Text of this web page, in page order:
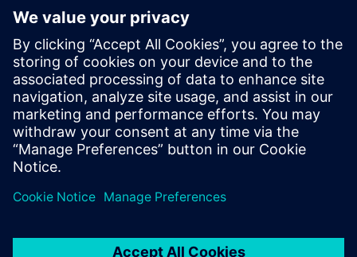
Premium
Pojednostavite programiranje složenih dijelova uz NX
X Manufacturing Premium, nadovezujući se na
napredni proizvod, uz višesnu obradu koja se
powered by tehnologijama u oblaku.